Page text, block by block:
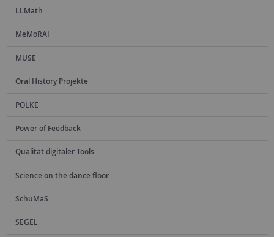
LLMath
MeMoRAI
MUSE
Oral History Projekte
POLKE
Power of Feedback
Qualität digitaler Tools
Science on the dance floor
SchuMaS
SEGEL